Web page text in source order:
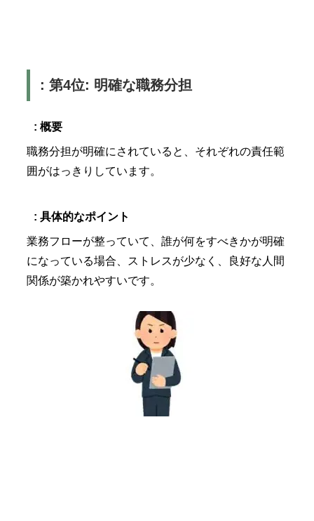
: 第4位: 明確な職務分担
: 概要
職務分担が明確にされていると、それぞれの責任範
囲がはっきりしています。
: 具体的なポイント
業務フローが整っていて、誰が何をすべきかが明確
になっている場合、ストレスが少なく、良好な人間
関係が築かれやすいです。